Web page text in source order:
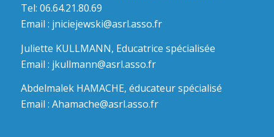
Tel: 06.64.21.80.69
Email : jniciejewski@asrl.asso.fr
Juliette KULLMANN, Educatrice spécialisée
Email : jkullmann@asrl.asso.fr
Abdelmalek HAMACHE, éducateur spécialisé
Email : Ahamache@asrl.asso.fr